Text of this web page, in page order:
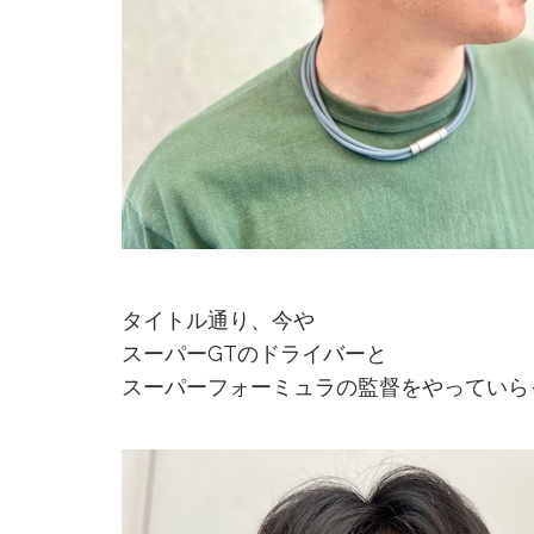
タイトル通り、今や
スーパーGTのドライバーと
スーパーフォーミュラの監督をやってい